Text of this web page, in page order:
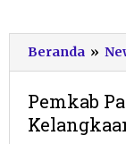
Beranda »
Pemkab